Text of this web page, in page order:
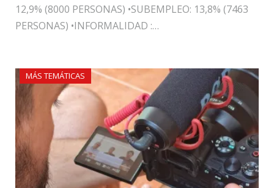
12,9% (8000 PERSONAS) •SUBEMPLEO: 13,8% (7463
PERSONAS) •INFORMALIDAD :…
MÁS TEMÁTICAS